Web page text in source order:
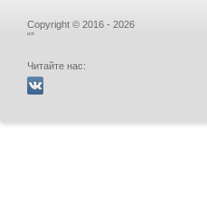
Copyright © 2016 - 2026
“”
Читайте нас: